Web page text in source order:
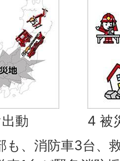
動
4 被
も、消防車3台、